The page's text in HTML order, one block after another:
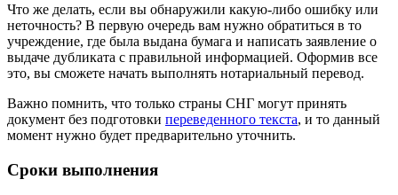
Что же делать, если вы обнаружили какую-либо ошибку или
неточность? В первую очередь вам нужно обратиться в то
учреждение, где была выдана бумага и написать заявление о
выдаче дубликата с правильной информацией. Оформив все
это, вы сможете начать выполнять нотариальный перевод.
Важно помнить, что только страны СНГ могут принять
документ без подготовки переведенного текста, и то данный
момент нужно будет предварительно уточнить.
Сроки выполнения